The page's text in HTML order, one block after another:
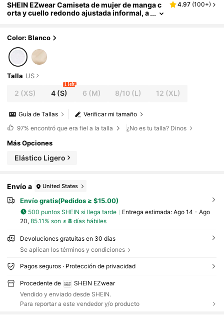
SHEIN EZwear Camiseta de mujer de manga c
orta y cuello redondo ajustada informal, a
4.97 (100+)
Color: Blanco
Talla US
2 (XS) 4(S)
1 left
6 (M) 8/10 (L) 12 (XL)
Verificar mi tamaño
Guía de Tallas
97% encontró que era fiel a la talla ¿No es tu talla? Dinos
Más Opciones
Elástico Ligero
Envío a United States
Envío gratis(Pedidos ≥ $15.00)
500 puntos SHEIN si llega tarde Entrega estimada: Ago 14 - Ago
20, 85.11% son ≤ 8días hábiles
Devoluciones gratuitas en 30 días
Se aplican los términos y condiciones
Pagos seguros · Protección de privacidad
Procedente de
SHEIN EZwear
Vendido y enviado desde SHEIN.
Para reportar a este vendedor y/o producto